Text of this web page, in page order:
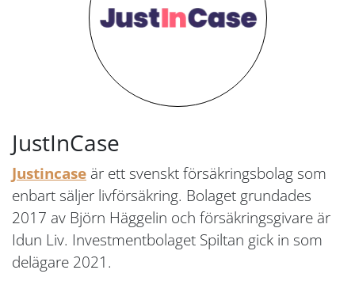
JustInCase
Justincase är ett svenskt försäkringsbolag som
enbart säljer livförsäkring. Bolaget grundades
2017 av Björn Häggelin och försäkringsgivare är
Idun Liv. Investmentbolaget Spiltan gick in som
delägare 2021.